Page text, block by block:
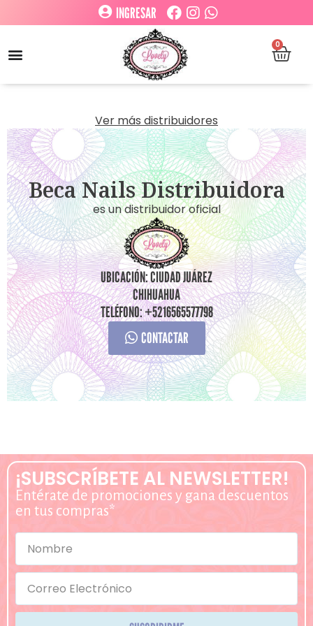
INGRESAR
0
Ver más distribuidores
Beca Nails Distribuidora
es un distribuidor oficial
UBICACIÓN: CIUDAD JUÁREZ
CHIHUAHUA
TELÉFONO: +5216565577798
CONTACTAR
¡SUBSCRÍBETE AL NEWSLETTER!
Entérate de promociones y gana descuentos
en tus compras*